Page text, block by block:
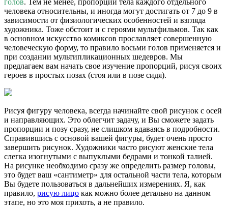
человека относительны, и иногда могут достигать от 7 до 9 в
зависимости от физиологических особенностей и взгляда
художника. Тоже обстоит и с героями мультфильмов. Так как
в основном искусство комиксов прославляет совершенную
человеческую форму, то правило восьми голов применяется и
при создании мультипликационных шедевров. Мы
предлагаем вам начать свое изучение пропорций, рисуя своих
героев в простых позах (стоя или в позе сидя).
Рисуя фигуру человека, всегда начинайте свой рисунок с осей
и направляющих. Это облегчит задачу, и Вы сможете задать
пропорции и позу сразу, не слишком вдаваясь в подробности.
Справившись с основой вашей фигуры, будет очень просто
завершить рисунок. Художники часто рисуют женские тела
слегка изогнутыми с выпуклыми бедрами и тонкой талией.
На рисунке необходимо сразу же определить размер головы,
это будет ваш «сантиметр» для остальной части тела, которым
Вы будете пользоваться в дальнейших измерениях. Я, как
правило, рисую лицо как можно более детально на данном
этапе, но это моя прихоть, а не правило.